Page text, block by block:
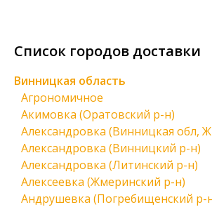
Список городов доставки
Винницкая область
Агрономичное
Акимовка (Оратовский р-н)
Александровка (Винницкая обл,
Александровка (Винницкий р-н)
Александровка (Литинский р-н)
Алексеевка (Жмеринский р-н)
Андрушевка (Погребищенский р-